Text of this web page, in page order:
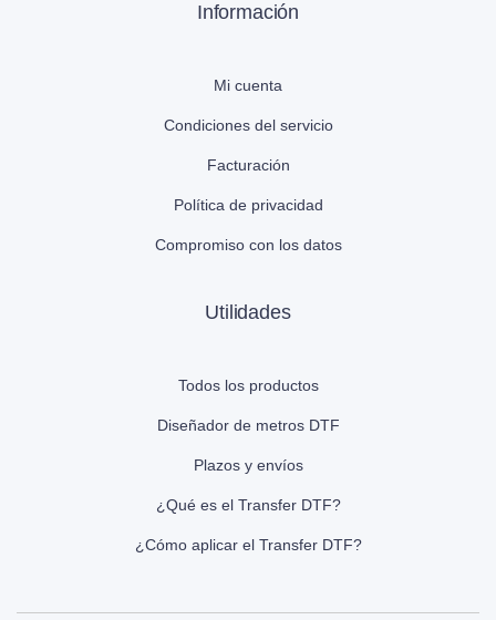
Información
Mi cuenta
Condiciones del servicio
Facturación
Política de privacidad
Compromiso con los datos
Utilidades
Todos los productos
Diseñador de metros DTF
Plazos y envíos
¿Qué es el Transfer DTF?
¿Cómo aplicar el Transfer DTF?